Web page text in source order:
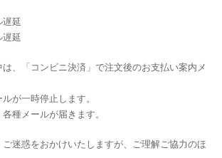
遅延
遅延
、「コンビニ決済」で注文後のお支払い案内メ
が一時停止します。
種メールが届きます。
迷惑をおかけいたしますが、ご理解ご協力のほ